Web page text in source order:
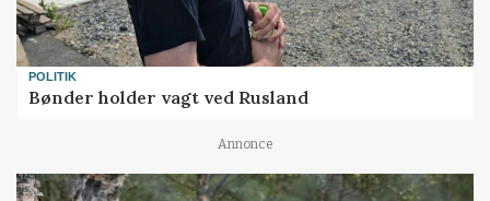
POLITIK
Bønder holder vagt ved Rusland
Annonce